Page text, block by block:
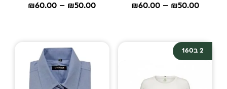
₪50.00
–
₪60.00
₪50.00
–
₪60.00
2 ב160